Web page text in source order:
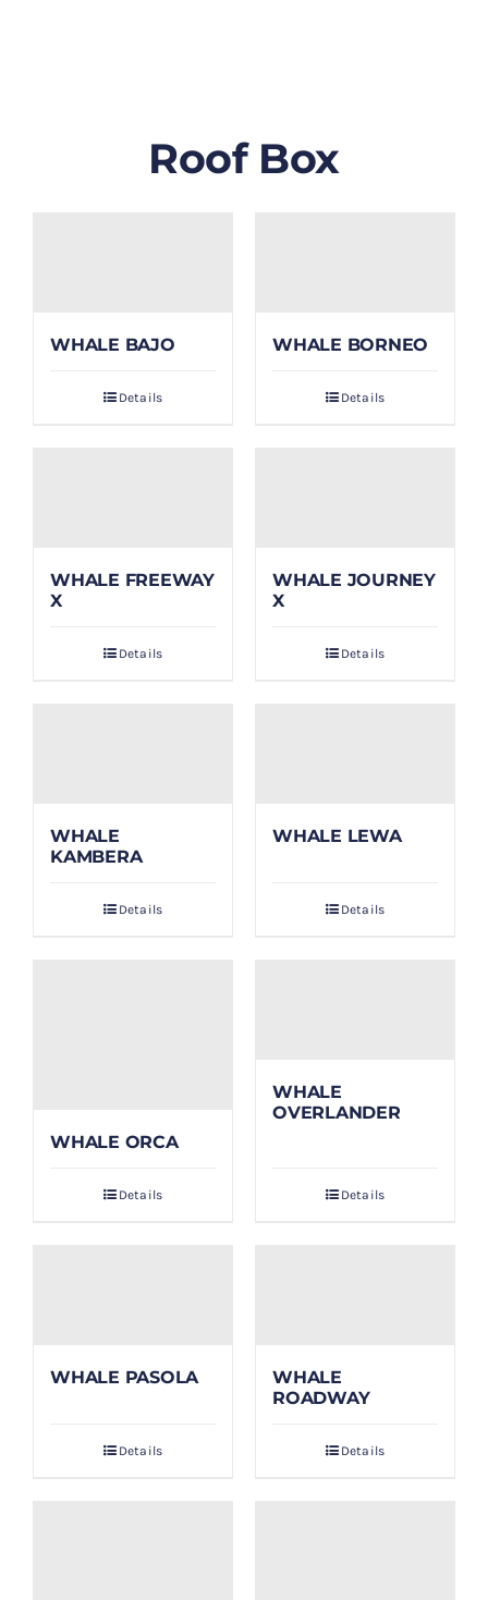
PAYMENT
Roof Box
WHALE BAJO
Details
WHALE BORNEO
Details
WHALE FREEWAY
X
Details
WHALE JOURNEY
X
Details
WHALE
KAMBERA
Details
WHALE LEWA
Details
WHALE ORCA
Details
WHALE
OVERLANDER
Details
WHALE PASOLA
Details
WHALE
ROADWAY
Details